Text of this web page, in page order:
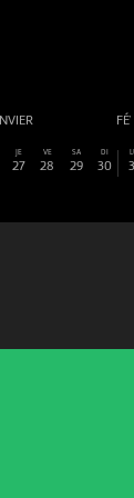
JE
27
VE
28
SA
29
DI
30